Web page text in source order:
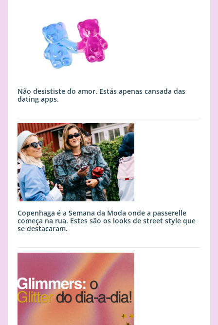
Não desististe do amor. Estás apenas cansada das
dating apps.
Copenhaga é a Semana da Moda onde a passerelle
começa na rua. Estes são os looks de street style que
se destacaram.